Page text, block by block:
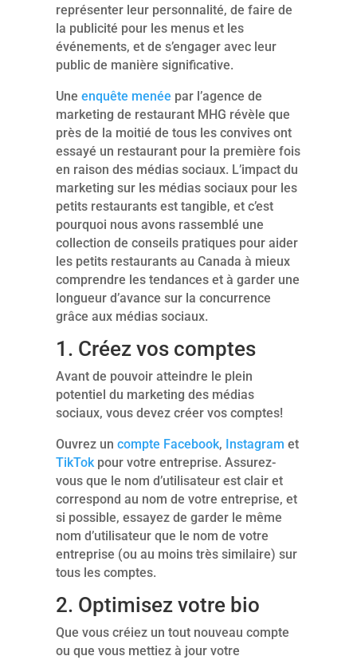
représenter leur personnalité, de faire de
la publicité pour les menus et les
événements, et de s’engager avec leur
public de manière significative.
Une enquête menée par l’agence de
marketing de restaurant MHG révèle que
près de la moitié de tous les convives ont
essayé un restaurant pour la première fois
en raison des médias sociaux. L’impact du
marketing sur les médias sociaux pour les
petits restaurants est tangible, et c’est
pourquoi nous avons rassemblé une
collection de conseils pratiques pour aider
les petits restaurants au Canada à mieux
comprendre les tendances et à garder une
longueur d’avance sur la concurrence
grâce aux médias sociaux.
1. Créez vos comptes
Avant de pouvoir atteindre le plein
potentiel du marketing des médias
sociaux, vous devez créer vos comptes!
Ouvrez un compte Facebook, Instagram et
TikTokpour votre entreprise. Assurez-
vous que le nom d’utilisateur est clair et
correspond au nom de votre entreprise, et
si possible, essayez de garder le même
nom d’utilisateur que le nom de votre
entreprise (ou au moins très similaire) sur
tous les comptes.
2. Optimisez votre bio
Que vous créiez un tout nouveau compte
ou que vous mettiez à jour votre